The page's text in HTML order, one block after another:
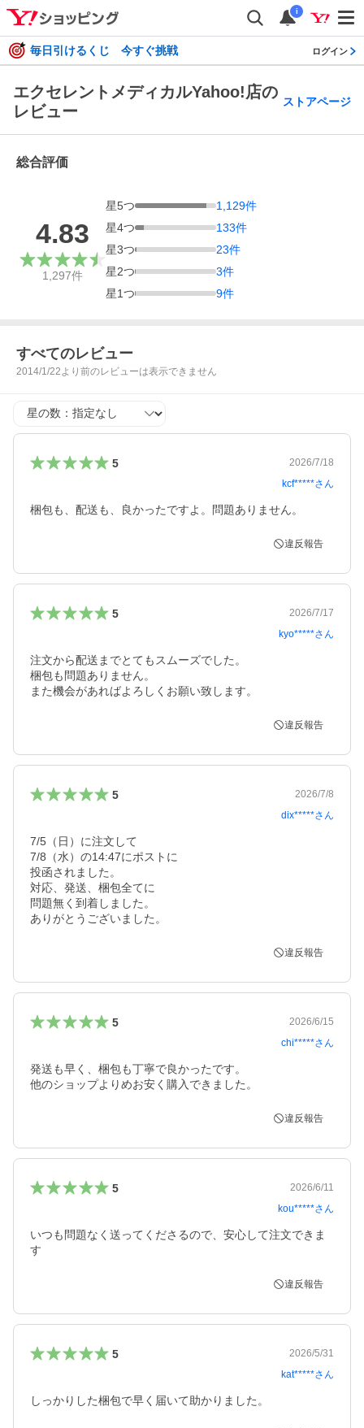
i
毎日引けるくじ 今すぐ挑戦 ログイン
エクセレントメディカルYahoo!店の
レビュー
ストアページ
総合評価
4.83
1,297件
星5つ 1,129件
星4つ 133件
星3つ 23件
星2つ 3件
星1つ 9件
すべてのレビュー
2014/1/22より前のレビューは表示できません
星の数
5
2026/7/18
kcf*****さん
梱包も、配送も、良かったですよ。問題ありません。
違反報告
5
2026/7/17
kyo*****さん
注文から配送までとてもスムーズでした。
梱包も問題ありません。
また機会があればよろしくお願い致します。
違反報告
5
2026/7/8
dix*****さん
7/5（日）に注文して
7/8（水）の14:47にポストに
投函されました。
対応、発送、梱包全てに
問題無く到着しました。
ありがとうございました。
違反報告
5
2026/6/15
chi*****さん
発送も早く、梱包も丁寧で良かったです。
他のショップよりめお安く購入できました。
違反報告
5
2026/6/11
kou*****さん
いつも問題なく送ってくださるので、安心して注文できま
す
違反報告
5
2026/5/31
kat*****さん
しっかりした梱包で早く届いて助かりました。